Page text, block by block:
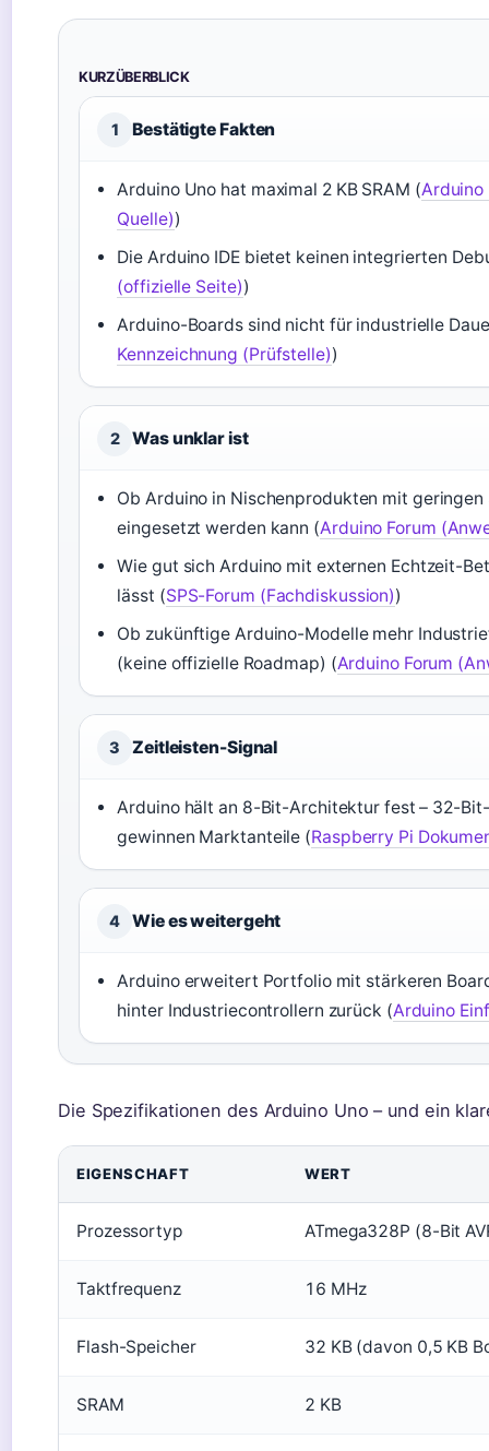
KURZÜBERBLICK
1 Bestätigte Fakten
Arduino Uno hat maximal 2 KB SRAM (
Quelle))
Die Arduino IDE bietet keinen integrierten
(offizielle Seite))
Arduino-Boards sind nicht für industrielle
Kennzeichnung (Prüfstelle))
2 Was unklar ist
Ob Arduino in Nischenprodukten mit
eingesetzt werden kann (Arduino Forum
Wie gut sich Arduino mit externen Echtzeit-
lässt (SPS-Forum (Fachdiskussion))
Ob zukünftige Arduino-Modelle mehr
(keine offizielle Roadmap) (Arduino Forum
3 Zeitleisten-Signal
Arduino hält an 8-Bit-Architektur fest – 32-
gewinnen Marktanteile (Raspberry Pi
4 Wie es weitergeht
Arduino erweitert Portfolio mit stärkeren
hinter Industriecontrollern zurück (Arduino
Die Spezifikationen des Arduino Uno – und ein
EIGENSCHAFT WERT
Prozessortyp ATmega328P (8-Bit
Taktfrequenz 16 MHz
Flash-Speicher 32 KB (davon 0,5 KB
SRAM 2 KB